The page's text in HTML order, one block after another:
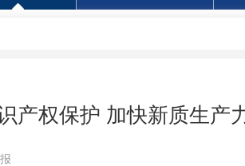
产权保护 加快新质生产